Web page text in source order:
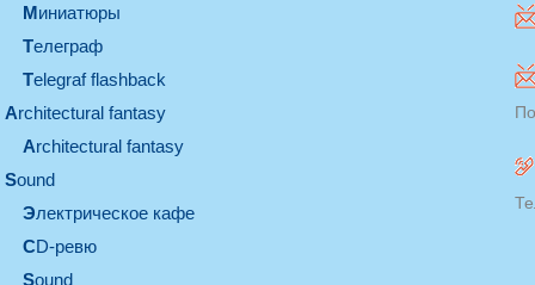
миниатюры
телеграф
Telegraf flashback
architectural fantasy
architectural fantasy
sound
электрическое кафе
CD-ревю
sound